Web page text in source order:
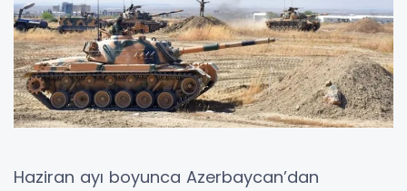
Haziran ayı boyunca Azerbaycan’dan